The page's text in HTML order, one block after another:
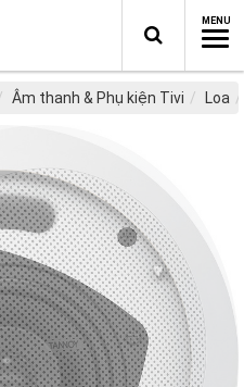
Âm thanh & Phụ kiện Tivi Loa